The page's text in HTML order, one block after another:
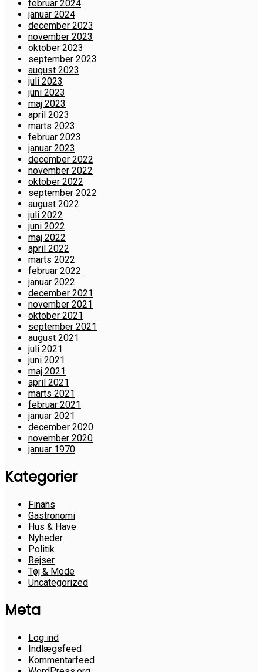
februar 2024
januar 2024
december 2023
november 2023
oktober 2023
september 2023
august 2023
juli 2023
juni 2023
maj 2023
april 2023
marts 2023
februar 2023
januar 2023
december 2022
november 2022
oktober 2022
september 2022
august 2022
juli 2022
juni 2022
maj 2022
april 2022
marts 2022
februar 2022
januar 2022
december 2021
november 2021
oktober 2021
september 2021
august 2021
juli 2021
juni 2021
maj 2021
april 2021
marts 2021
februar 2021
januar 2021
december 2020
november 2020
januar 1970
Kategorier
Finans
Gastronomi
Hus & Have
Nyheder
Politik
Rejser
Tøj & Mode
Uncategorized
Meta
Log ind
Indlægsfeed
Kommentarfeed